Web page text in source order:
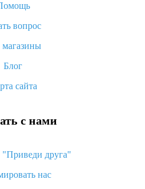
на Алиэкспресс
товар с Алиэкспресс
денег
вопрос
магазины
Блог
сайта
с нами
друга"
нас